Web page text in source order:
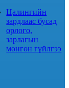
Цалингийн
зардлаас бусад
орлого,
зарлагын
мөнгөн гүйлгээ